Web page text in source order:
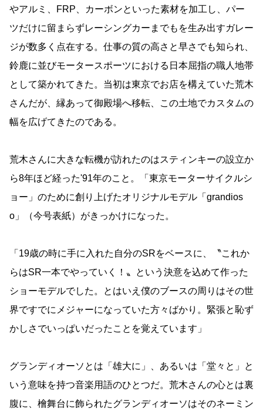
やアルミ、FRP、カーボンといった素材を加工し、パー
ツだけに留まらずレーシングカーまでもを生み出すガレー
ジが数多く点在する。仕事の質の高さと早さでも知られ、
鈴鹿に並びモータースポーツにおける日本屈指の職人地帯
として築かれてきた。当初は東京でお店を構えていた荒木
さんだが、縁あって御殿場へ移転、この土地でカスタムの
幅を広げてきたのである。
荒木さんに大きな転機が訪れたのはスティンキーの設立か
ら8年ほど経った'91年のこと。「東京モーターサイクルシ
ョー」のために創り上げたオリジナルモデル「grandios
o」（今号表紙）がきっかけになった。
「19歳の時に手に入れた自分のSRをベースに、〝これか
らはSR一本でやっていく！〟という決意を込めて作った
ショーモデルでした。とはいえ僕のブースの周りはその世
界ですでにメジャーになっていた方々ばかり。緊張と恥ず
かしさでいっぱいだったことを覚えています」
グランディオーソとは「雄大に」、あるいは「堂々と」と
いう意味を持つ音楽用語のひとつだ。荒木さんの心とは裏
腹に、檜舞台に飾られたグランディオーソはそのネーミン